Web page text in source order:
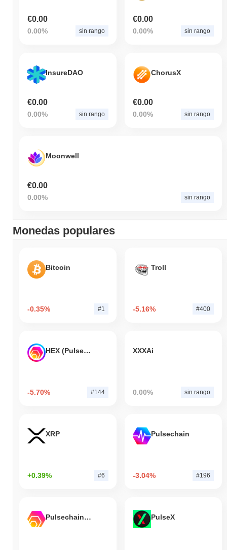
€0.00
0.00% sin rango
€0.00
0.00% sin rango
InsureDAO
€0.00
0.00% sin rango
ChorusX
€0.00
0.00% sin rango
Moonwell
€0.00
0.00% sin rango
Monedas populares
Bitcoin
-0.35% #1
Troll
-5.16% #400
HEX (Pulsechain)
-5.70% #144
XXXAi
0.00% sin rango
XRP
+0.39% #6
Pulsechain
-3.04% #196
Pulsechain Bridged HEX (Pulsechain) PulseX